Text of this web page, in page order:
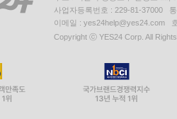
사업자등록번호 : 229-81-37000
이메일 : yes24help@yes24.com
Copyright ⓒ YES24 Corp. All